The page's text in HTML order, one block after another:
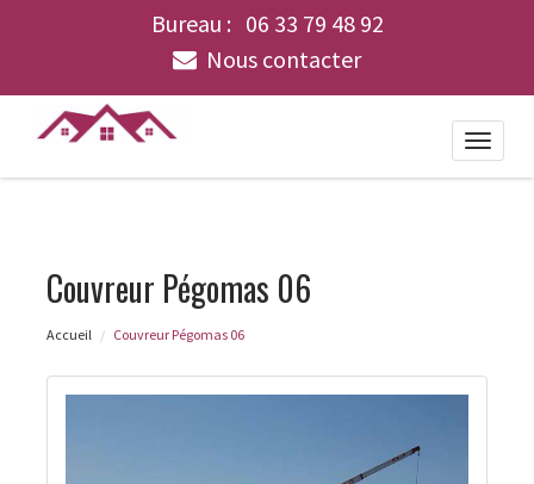
Bureau : 06 33 79 48 92
Nous contacter
Toggle
Couvreur Pégomas 06
Accueil Couvreur Pégomas 06